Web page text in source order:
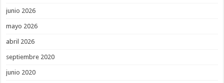
junio 2026
mayo 2026
abril 2026
septiembre 2020
junio 2020